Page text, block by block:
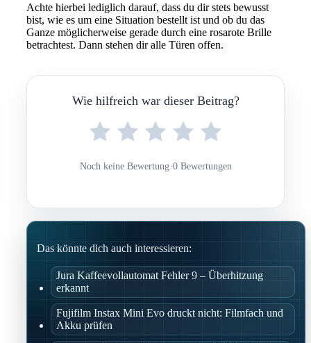
Achte hierbei lediglich darauf, dass du dir stets bewusst
bist, wie es um eine Situation bestellt ist und ob du das
Ganze möglicherweise gerade durch eine rosarote Brille
betrachtest. Dann stehen dir alle Türen offen.
Wie hilfreich war dieser Beitrag?
Noch keine Bewertung·0 Bewertungen
Das könnte dich auch interessieren:
Jura Kaffeevollautomat Fehler 9 – Überhitzung
erkannt
Fujifilm Instax Mini Evo druckt nicht: Filmfach und
Akku prüfen